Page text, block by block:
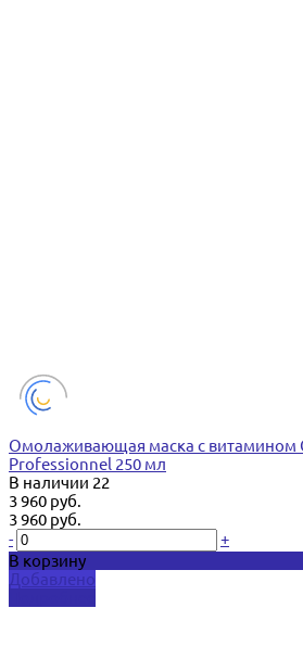
Омолаживающая маска с витамином
Professionnel 250 мл
В наличии 22
3 960 руб.
3 960 руб.
-
+
В корзину
Добавлено